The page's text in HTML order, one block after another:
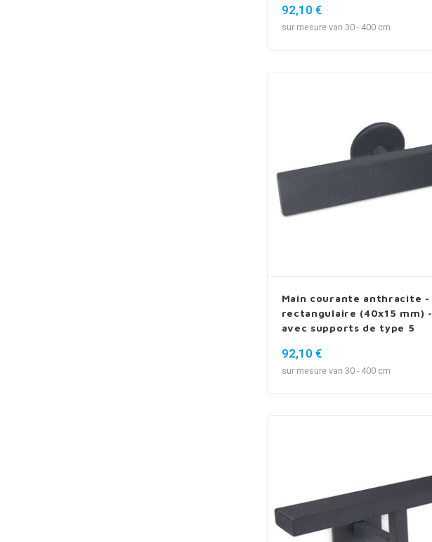
92,10 €
sur mesure van 30 - 400 cm
Main courante anthracite -
rectangulaire (40x15 mm) -
avec supports de type 5
92,10 €
sur mesure van 30 - 400 cm